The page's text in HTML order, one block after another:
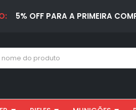
GRATIS PARA COMPRAS ACIMA